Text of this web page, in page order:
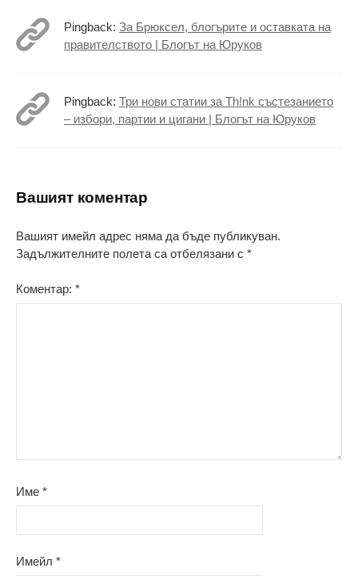
Pingback: За Брюксел, блогърите и оставката на
правителството | Блогът на Юруков
Pingback: Три нови статии за Th!nk състезанието
– избори, партии и цигани | Блогът на Юруков
Вашият коментар
Вашият имейл адрес няма да бъде публикуван.
Задължителните полета са отбелязани с *
Коментар: *
Име *
Имейл *